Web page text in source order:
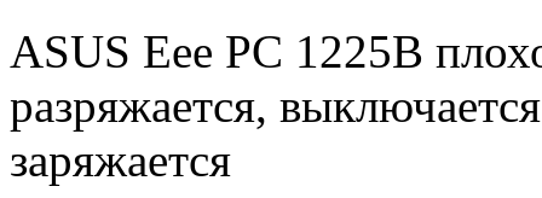
ASUS Eee PC 1225B
разряжается,
заряжается